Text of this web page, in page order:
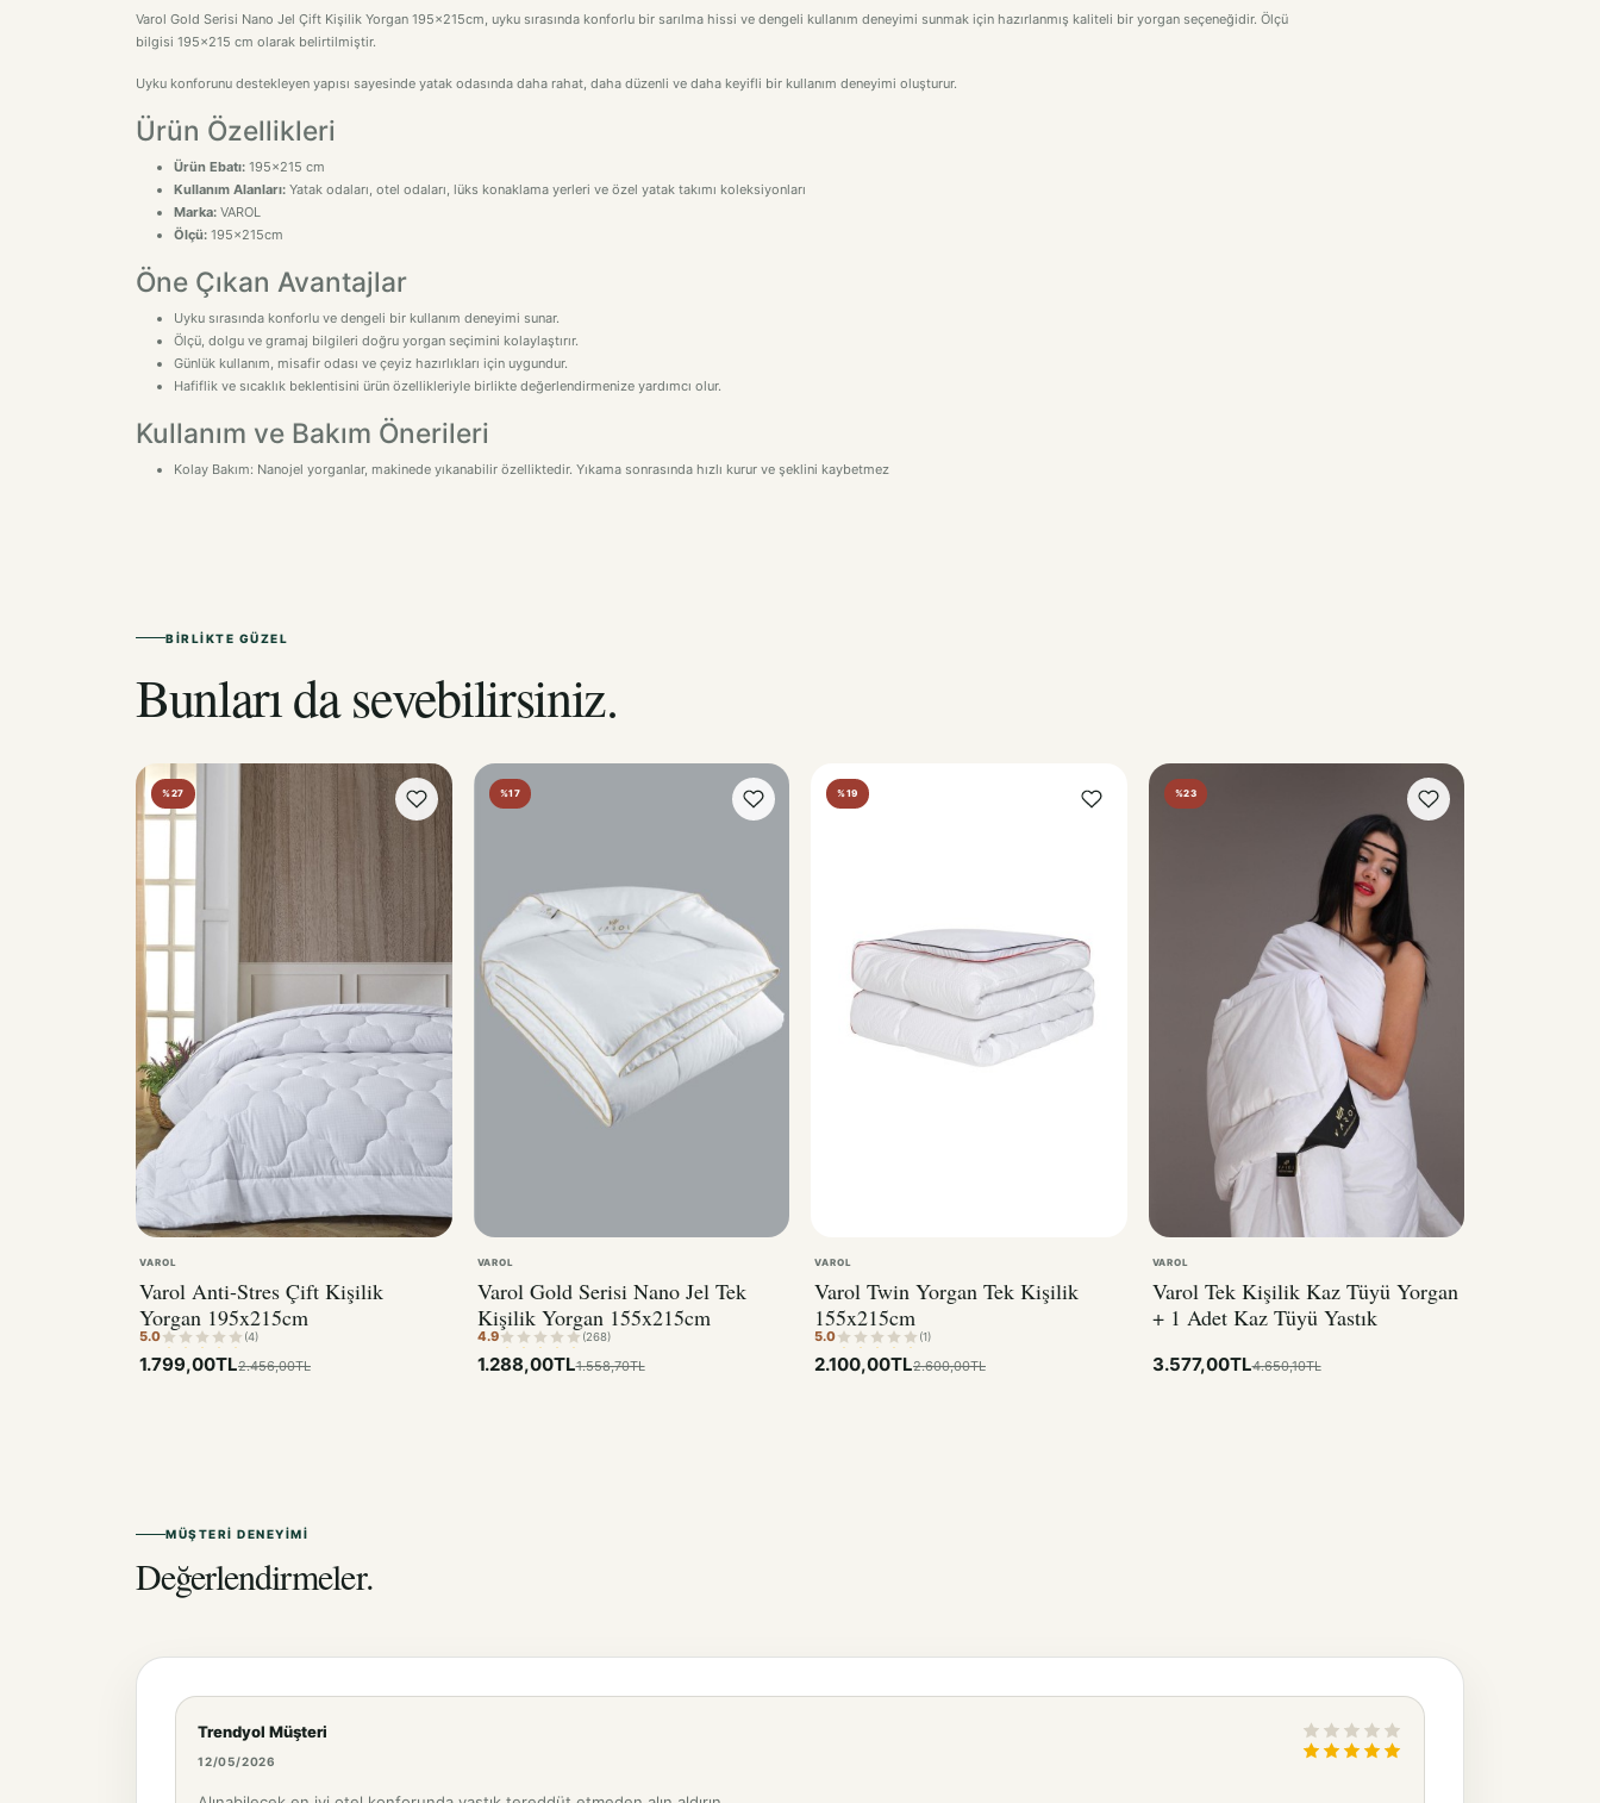
Varol Gold Serisi Nano Jel Çift Kişilik Yorgan 195x215cm, uyku sırasında konforlu bir sarılma hissi ve dengeli kullanım deneyimi sunmak için hazırlanmış kaliteli bir yorgan seçeneğidir. Ölçü
bilgisi 195x215 cm olarak belirtilmiştir.
Uyku konforunu destekleyen yapısı sayesinde yatak odasında daha rahat, daha düzenli ve daha keyifli bir kullanım deneyimi oluşturur.
Ürün Özellikleri
Ürün Ebatı: 195x215 cm
Kullanım Alanları: Yatak odaları, otel odaları, lüks konaklama yerleri ve özel yatak takımı koleksiyonları
Marka: VAROL
Ölçü: 195x215cm
Öne Çıkan Avantajlar
Uyku sırasında konforlu ve dengeli bir kullanım deneyimi sunar.
Ölçü, dolgu ve gramaj bilgileri doğru yorgan seçimini kolaylaştırır.
Günlük kullanım, misafir odası ve çeyiz hazırlıkları için uygundur.
Hafiflik ve sıcaklık beklentisini ürün özellikleriyle birlikte değerlendirmenize yardımcı olur.
Kullanım ve Bakım Önerileri
Kolay Bakım: Nanojel yorganlar, makinede yıkanabilir özelliktedir. Yıkama sonrasında hızlı kurur ve şeklini kaybetmez
BIRLIKTE GÜZEL
Bunları da sevebilirsiniz.
%27
VAROL
Varol Anti-Stres Çift Kişilik
Yorgan 195x215cm
5.0 (4)
1.799,00TL2.456,00TL
%17
VAROL
Varol Gold Serisi Nano Jel Tek
Kişilik Yorgan 155x215cm
4.9 (268)
1.288,00TL1.558,70TL
%19
VAROL
Varol Twin Yorgan Tek Kişilik
155x215cm
5.0 (1)
2.100,00TL2.600,00TL
%23
VAROL
Varol Tek Kişilik Kaz Tüyü Yorgan
+ 1 Adet Kaz Tüyü Yastık
3.577,00TL4.650,10TL
MÜŞTERI DENEYIMI
Değerlendirmeler.
Trendyol Müşteri
12/05/2026